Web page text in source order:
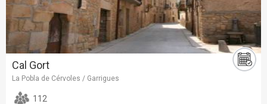
Cal Gort
La Pobla de Cérvoles / Garrigues
112